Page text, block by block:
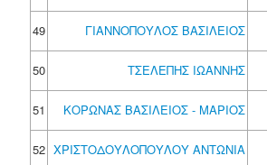
49
ΓΙΑΝΝΟΠΟΥΛΟΣ ΒΑΣΙΛΕΙΟΣ
50 ΤΣΕΛΕΠΗΣ ΙΩΑΝΝΗΣ
51
ΚΟΡΩΝΑΣ ΒΑΣΙΛΕΙΟΣ - ΜΑΡΙΟΣ
52 ΧΡΙΣΤΟΔΟΥΛΟΠΟΥΛΟΥ ΑΝΤΩΝΙΑ